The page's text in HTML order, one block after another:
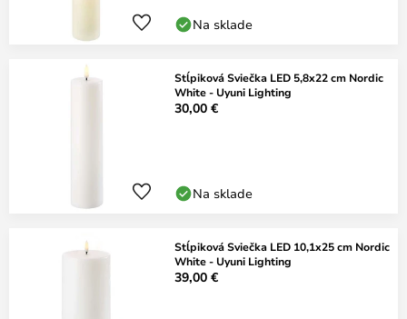
Na sklade
Stĺpiková Sviečka LED 5,8x22 cm Nordic
White - Uyuni Lighting
30,00 €
Na sklade
Stĺpiková Sviečka LED 10,1x25 cm Nordic
White - Uyuni Lighting
39,00 €